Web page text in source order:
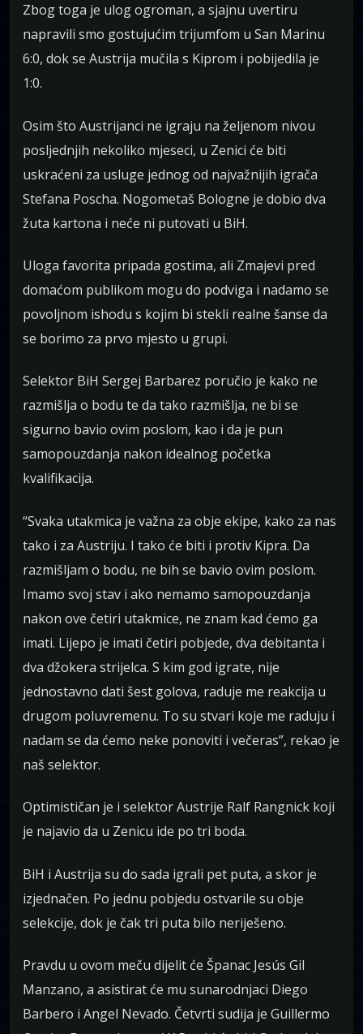
Zbog toga je ulog ogroman, a sjajnu uvertiru
napravili smo gostujućim trijumfom u San Marinu
6:0, dok se Austrija mučila s Kiprom i pobijedila je
1:0.
Osim što Austrijanci ne igraju na željenom nivou
posljednjih nekoliko mjeseci, u Zenici će biti
uskraćeni za usluge jednog od najvažnijih igrača
Stefana Poscha. Nogometaš Bologne je dobio dva
žuta kartona i neće ni putovati u BiH.
Uloga favorita pripada gostima, ali Zmajevi pred
domaćom publikom mogu do podviga i nadamo se
povoljnom ishodu s kojim bi stekli realne šanse da
se borimo za prvo mjesto u grupi.
Selektor BiH Sergej Barbarez poručio je kako ne
razmišlja o bodu te da tako razmišlja, ne bi se
sigurno bavio ovim poslom, kao i da je pun
samopouzdanja nakon idealnog početka
kvalifikacija.
“Svaka utakmica je važna za obje ekipe, kako za nas
tako i za Austriju. I tako će biti i protiv Kipra. Da
razmišljam o bodu, ne bih se bavio ovim poslom.
Imamo svoj stav i ako nemamo samopouzdanja
nakon ove četiri utakmice, ne znam kad ćemo ga
imati. Lijepo je imati četiri pobjede, dva debitanta i
dva džokera strijelca. S kim god igrate, nije
jednostavno dati šest golova, raduje me reakcija u
drugom poluvremenu. To su stvari koje me raduju i
nadam se da ćemo neke ponoviti i večeras”, rekao je
naš selektor.
Optimističan je i selektor Austrije Ralf Rangnick koji
je najavio da u Zenicu ide po tri boda.
BiH i Austrija su do sada igrali pet puta, a skor je
izjednačen. Po jednu pobjedu ostvarile su obje
selekcije, dok je čak tri puta bilo neriješeno.
Pravdu u ovom meču dijelit će Španac Jesús Gil
Manzano, a asistirat će mu sunarodnjaci Diego
Barbero i Angel Nevado. Četvrti sudija je Guillermo